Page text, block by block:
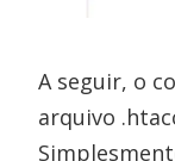
A seguir, o
arquivo